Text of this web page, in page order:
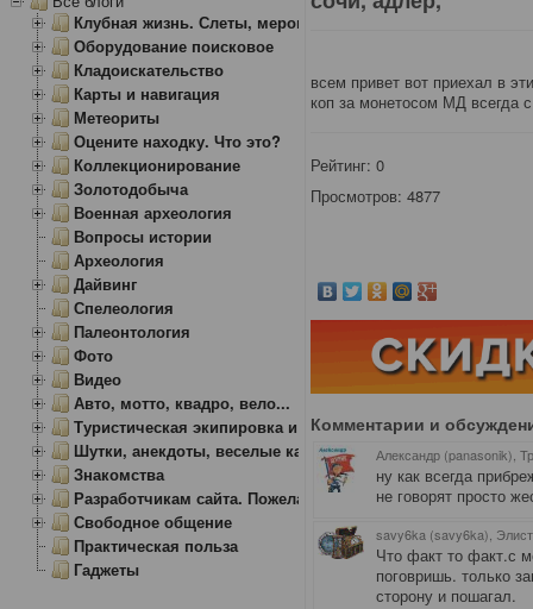
всем привет вот приехал в
коп за монетосом МД всегда
Рейтинг:0
Просмотров: 4877
Комментарии и
Александр (panasonik),
ну как всегда
не говорят просто
savy6ka (savy6ka),
Что факт то факт.с
поговришь. только
сторону и пошагал.
Клубная жизнь. Слеты, мероприятия
Оборудование поисковое
Кладоискательство
Карты и навигация
Метеориты
Оцените находку. Что это?
Коллекционирование
Золотодобыча
Военная археология
Вопросы истории
Археология
Дайвинг
Спелеология
Палеонтология
Фото
Видео
Авто, мотто, квадро, вело...
Туристическая экипировка и снаряжение
Шутки, анекдоты, веселые картинки
Знакомства
Разработчикам сайта. Пожелания, замечания.
Свободное общение
Практическая польза
Гаджеты